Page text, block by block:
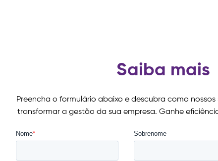
Saiba mais
Preencha o formulário abaixo e descubra como
transformar a gestão da sua empresa. Ganhe